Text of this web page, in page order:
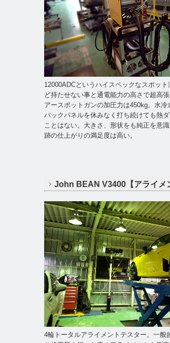
12000ADCというハイスペックなスポッ
ど持たせない事と通電能力の高さで超高
アースポットガンの加圧力は450kg。水
バックパネルを休みなく打ち続けても熱
ことはない。大きさ、形状をも純正を意
跡の仕上がりの満足度は高い。
John BEAN V3400【アライメ
4輪トータルアライメントテスター。一般